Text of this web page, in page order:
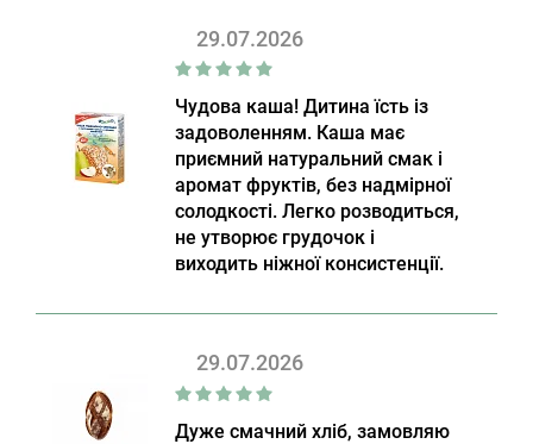
29.07.2026
Чудова каша! Дитина їсть із
задоволенням. Каша має
приємний натуральний смак і
аромат фруктів, без надмірної
солодкості. Легко розводиться,
не утворює грудочок і
виходить ніжної консистенції.
29.07.2026
Дуже смачний хліб, замовляю